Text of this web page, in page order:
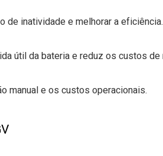
de inatividade e melhorar a eficiência.
útil da bateria e reduz os custos de
manual e os custos operacionais.